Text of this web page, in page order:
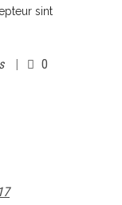
sint
0